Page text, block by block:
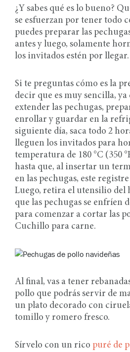
¿Y sabes qué es lo bueno?
se esfuerzan por tener todo
puedes preparar las
antes y luego, solamente
los invitados estén por llegar.
Si te preguntas cómo es la
decir que es muy sencilla, ya
extender las pechugas,
enrollar y guardar en la
siguiente día, saca todo 2
lleguen los invitados para
temperatura de 180 °C (350
hasta que, al insertar un
en las pechugas, este registre
Luego, retira el utensilio del
que las pechugas se enfríen
para comenzar a cortar las
Cuchillo para carne.
Al final, vas a tener
pollo que podrás servir de
un plato decorado con
tomillo y romero fresco.
Sírvelo con un rico puré de